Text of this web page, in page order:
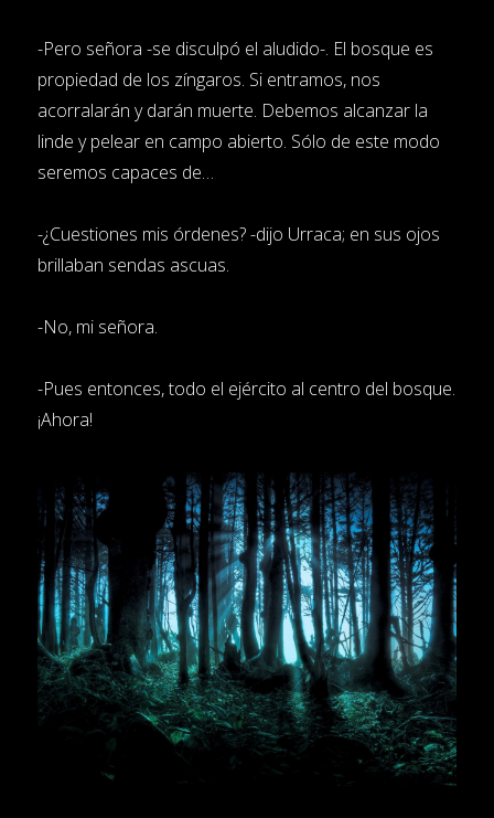
-Pero señora -se disculpó el aludido-. El bosque es
propiedad de los zíngaros. Si entramos, nos
acorralarán y darán muerte. Debemos alcanzar la
linde y pelear en campo abierto. Sólo de este modo
seremos capaces de…
-¿Cuestiones mis órdenes? -dijo Urraca; en sus ojos
brillaban sendas ascuas.
-No, mi señora.
-Pues entonces, todo el ejército al centro del bosque.
¡Ahora!